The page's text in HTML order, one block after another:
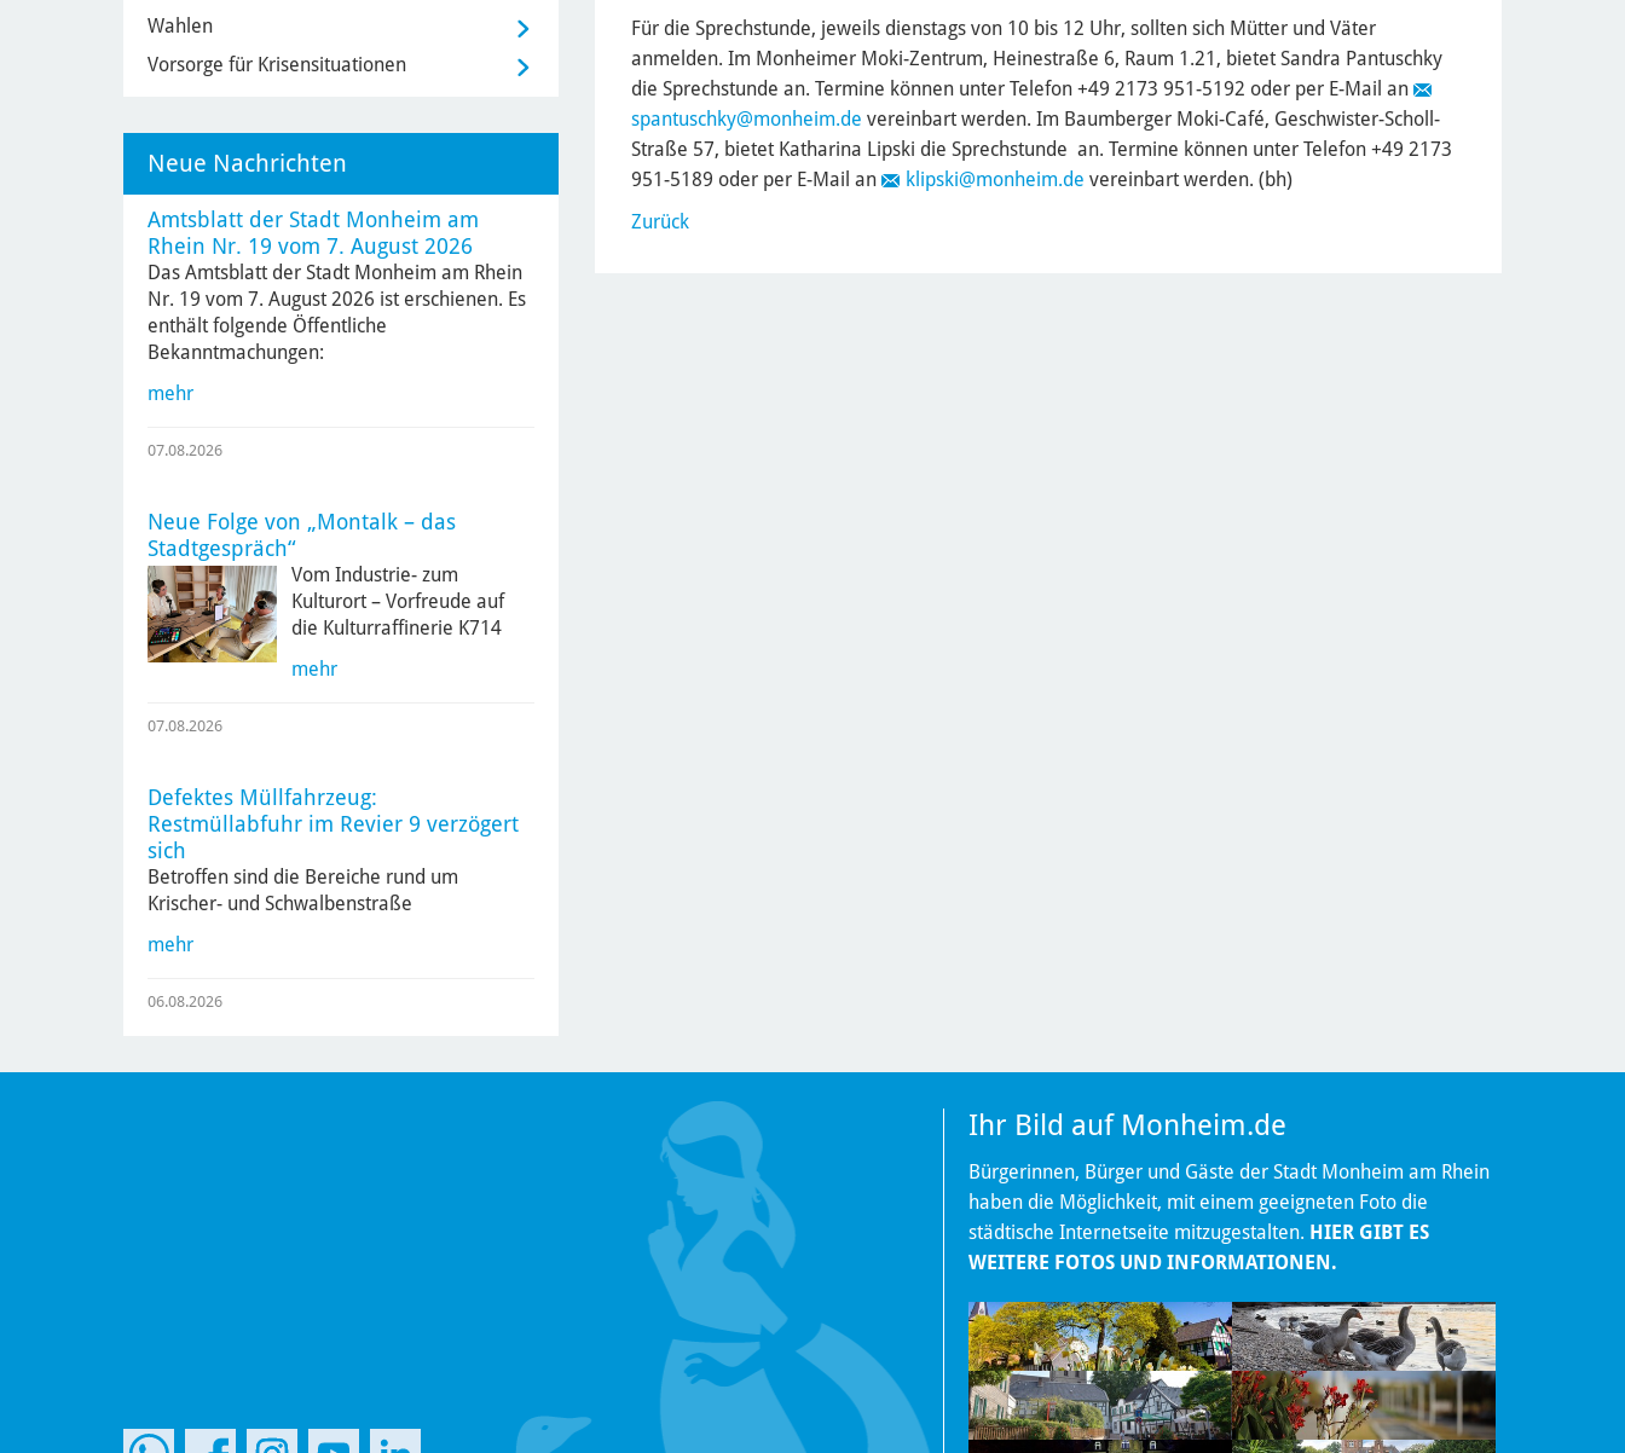
Für die Sprechstunde, jeweils dienstags von 10 bis 12 Uhr, sollten sich Mütter und Väter
anmelden. Im Monheimer Moki-Zentrum, Heinestraße 6, Raum 1.21, bietet Sandra Pantuschky
die Sprechstunde an. Termine können unter Telefon +49 2173 951-5192 oder per E-Mail an
spantuschky@monheim.de vereinbart werden. Im Baumberger Moki-Café, Geschwister-Scholl-
Straße 57, bietet Katharina Lipski die Sprechstunde an. Termine können unter Telefon +49 2173
951-5189 oder per E-Mail an
klipski@monheim.de vereinbart werden. (bh)
Zurück
Wahlen
Vorsorge für Krisensituationen
Neue Nachrichten
Amtsblatt der Stadt Monheim am
Rhein Nr. 19 vom 7. August 2026
Das Amtsblatt der Stadt Monheim am Rhein
Nr. 19 vom 7. August 2026 ist erschienen. Es
enthält folgende Öffentliche
Bekanntmachungen:
mehr
07.08.2026
Neue Folge von „Montalk – das
Stadtgespräch“
Vom Industrie- zum
Kulturort – Vorfreude auf
die Kulturraffinerie K714
mehr
07.08.2026
Defektes Müllfahrzeug:
Restmüllabfuhr im Revier 9 verzögert
sich
Betroffen sind die Bereiche rund um
Krischer- und Schwalbenstraße
mehr
06.08.2026
Ihr Bild auf Monheim.de
Bürgerinnen, Bürger und Gäste der Stadt Monheim am Rhein
haben die Möglichkeit, mit einem geeigneten Foto die
städtische Internetseite mitzugestalten. HIER GIBT ES
WEITERE FOTOS UND INFORMATIONEN.